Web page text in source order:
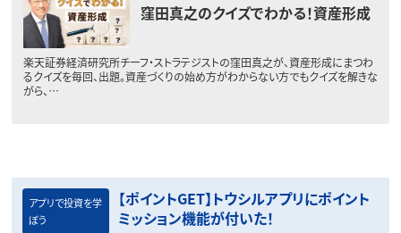
窪田真之のクイズでわかる！資産形成
楽天証券経済研究所チーフ・ストラテジストの窪田真之が、資産形成にまつわ
るクイズを毎回、出題。資産づくりの始め方がわからない方でもクイズを解きな
がら、…
アプリで投資を学
ぼう
【ポイントGET】トウシルアプリにポイント
ミッション機能が付いた！